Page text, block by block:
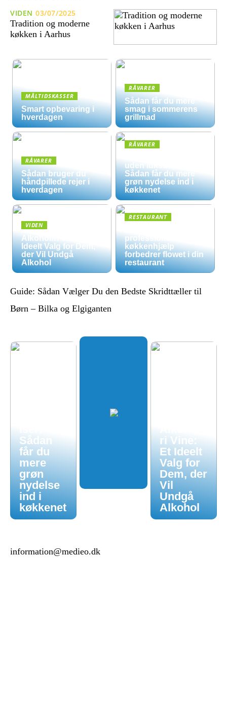
VIDEN 03/07/2025
Tradition og moderne
køkken i Aarhus
MÅLTIDSKASSER
Smart opbevaring i
hverdagen
RÅVARER
Sådan får du mere
smag i sommerens
grillmad
RÅVARER
Sådan bruger du
håndpillede rejer i
hverdagen
RÅVARER
uden luksuspriser:
Sådan får du mere
grøn nydelse ind i
køkkenet
VIDEN
Alkoholfri Vine: Et
Ideelt Valg for Dem,
der Vil Undgå
Alkohol
RESTAURANT
professionel
køkkenhjælp
forbedrer flowet i din
restaurant
Guide: Sådan Vælger Du den Bedste Skridttæller til
Børn – Bilka og Elgiganten
Sådan
får du
mere
grøn
nydelse
ind i
køkkenet
ri Vine:
Et Ideelt
Valg for
Dem, der
Vil
Undgå
Alkohol
information@medieo.dk